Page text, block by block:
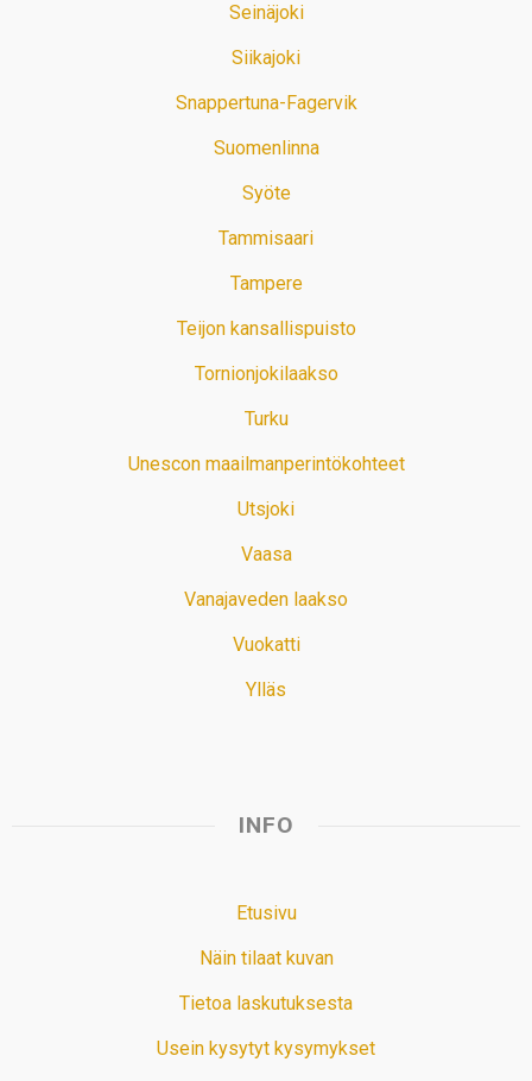
Seinäjoki
Siikajoki
Snappertuna-Fagervik
Suomenlinna
Syöte
Tammisaari
Tampere
Teijon kansallispuisto
Tornionjokilaakso
Turku
Unescon maailmanperintökohteet
Utsjoki
Vaasa
Vanajaveden laakso
Vuokatti
Ylläs
INFO
Etusivu
Näin tilaat kuvan
Tietoa laskutuksesta
Usein kysytyt kysymykset